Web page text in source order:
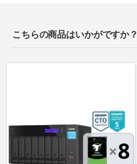
こちらの商品はいかがですか？